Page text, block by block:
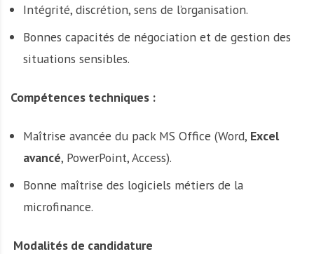
Intégrité, discrétion, sens de l’organisation.
Bonnes capacités de négociation et de gestion des
situations sensibles.
Compétences techniques :
Maîtrise avancée du pack MS Office (Word, Excel
avancé, PowerPoint, Access).
Bonne maîtrise des logiciels métiers de la
microfinance.
Modalités de candidature